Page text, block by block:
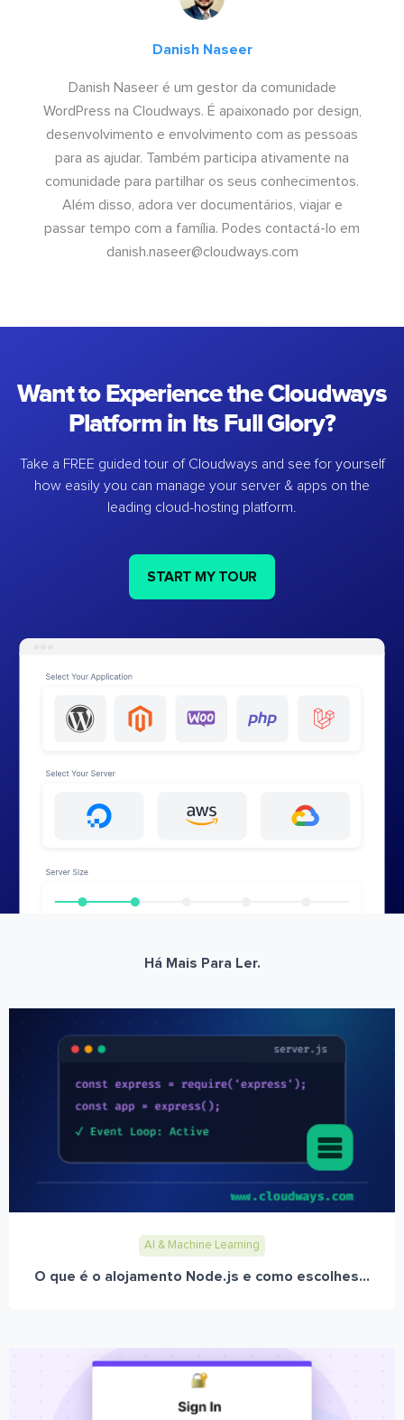
Danish Naseer
Danish Naseer é um gestor da comunidade
WordPress na Cloudways. É apaixonado por design,
desenvolvimento e envolvimento com as pessoas
para as ajudar. Também participa ativamente na
comunidade para partilhar os seus conhecimentos.
Além disso, adora ver documentários, viajar e
passar tempo com a família. Podes contactá-lo em
danish.naseer@cloudways.com
Want to Experience the Cloudways
Platform in Its Full Glory?
Take a FREE guided tour of Cloudways and see for yourself
how easily you can manage your server & apps on the
leading cloud-hosting platform.
START MY TOUR
Há Mais Para Ler.
AI & Machine Learning
O que é o alojamento Node.js e como escolhes...